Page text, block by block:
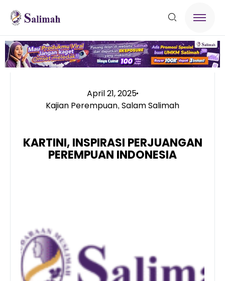
April 21, 2025
Kajian Perempuan, Salam Salimah
KARTINI, INSPIRASI PERJUANGAN
PEREMPUAN INDONESIA